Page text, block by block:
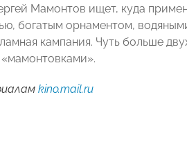
Мамонтов ищет, куда
богатым орнаментом,
кампания. Чуть больше
kino.mail.ru